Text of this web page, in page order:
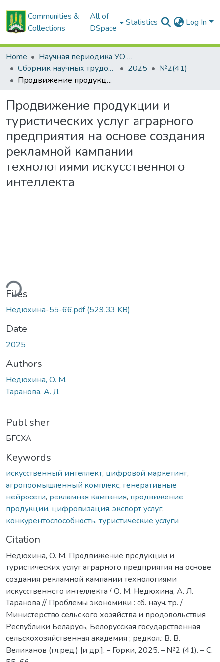
Communities &
Collections
All of
DSpace
Statistics Log In
Home
Научная периодика УО БГСХА
Сборник научных трудов "Проблемы экономики"
2025
№2(41)
Продвижение продукции и туристических услуг аграрного предприятия на основе создания рекламной кампании технологиями искусственного интеллекта
Продвижение продукции и
туристических услуг аграрного
предприятия на основе создания
рекламной кампании
технологиями искусственного
интеллекта
Files
Недюхина-55-66.pdf(529.33 KB)
Date
2025
Authors
Недюхина, О. М.
Таранова, А. Л.
Publisher
БГСХА
Keywords
искусственный интеллект, цифровой маркетинг,
агропромышленный комплекс, генеративные
нейросети, рекламная кампания, продвижение
продукции, цифровизация, экспорт услуг,
конкурентоспособность, туристические услуги
Citation
Недюхина, О. М. Продвижение продукции и
туристических услуг аграрного предприятия на основе
создания рекламной кампании технологиями
искусственного интеллекта / О. М. Недюхина, А. Л.
Таранова // Проблемы экономики : сб. науч. тр. /
Министерство сельского хозяйства и продовольствия
Республики Беларусь, Белорусская государственная
сельскохозяйственная академия ; редкол.: В. В.
Великанов (гл.ред.) [и др.]. – Горки, 2025. – №2 (41). – С.